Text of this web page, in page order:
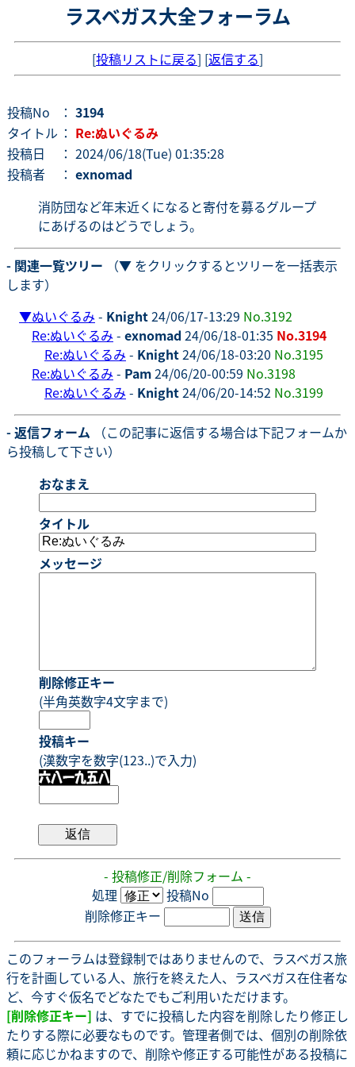
ラスベガス大全フォーラム
[投稿リストに戻る] [返信する]
投稿No ： 3194
タイトル ： Re:ぬいぐるみ
投稿日
： 2024/06/18(Tue) 01:35:28
投稿者
： exnomad
消防団など年末近くになると寄付を募るグループ
にあげるのはどうでしょう。
- 関連一覧ツリー （▼ をクリックするとツリーを一括表示
します）
▼ぬいぐるみ - Knight24/06/17-13:29 No.3192
Re:ぬいぐるみ - exnomad 24/06/18-01:35 No.3194
Re:ぬいぐるみ - Knight24/06/18-03:20 No.3195
Re:ぬいぐるみ - Pam24/06/20-00:59 No.3198
Re:ぬいぐるみ - Knight24/06/20-14:52 No.3199
- 返信フォーム （この記事に返信する場合は下記フォームか
ら投稿して下さい）
おなまえ
タイトル
メッセージ
削除修正キー
(半角英数字4文字まで)
投稿キー
(漢数字を数字(123..)で入力)
- 投稿修正/削除フォーム -
処理
投稿No
削除修正キー
このフォーラムは登録制ではありませんので、ラスベガス旅
行を計画している人、旅行を終えた人、ラスベガス在住者な
ど、今すぐ仮名でどなたでもご利用いただけます。
[削除修正キー] は、すでに投稿した内容を削除したり修正し
たりする際に必要なものです。管理者側では、個別の削除依
頼に応じかねますので、削除や修正する可能性がある投稿に